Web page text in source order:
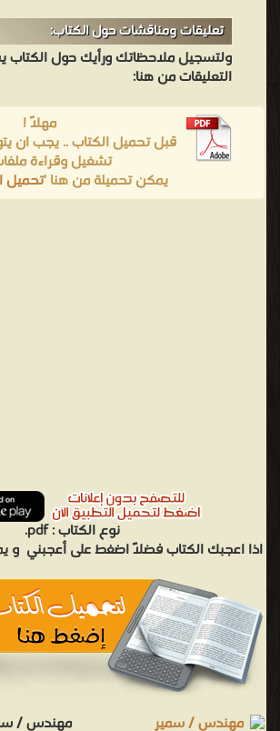
تعليقات ومناقشات حول الكتاب:
ولتسجيل ملاحظاتك ورأيك حول الكتاب
التعليقات من هنا:
مهلاً !
قبل تحميل الكتاب .. يجب ان
تشغيل وقراءة
يمكن تحميلة من هنا 'تحميل
نوع الكتاب :pdf.
اذا اعجبك الكتاب فضلاً اضغط على أعجبني و
مهندس /